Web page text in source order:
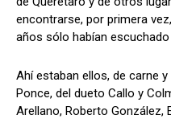
encontrarse, por primera
años sólo habían
Ahí estaban ellos, de carne
Ponce, del dueto Callo y
Arellano, Roberto González,